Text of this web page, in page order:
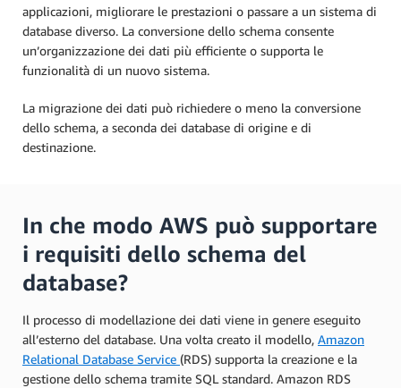
applicazioni, migliorare le prestazioni o passare a un sistema di
database diverso. La conversione dello schema consente
un’organizzazione dei dati più efficiente o supporta le
funzionalità di un nuovo sistema.
La migrazione dei dati può richiedere o meno la conversione
dello schema, a seconda dei database di origine e di
destinazione.
In che modo AWS può supportare
i requisiti dello schema del
database?
Il processo di modellazione dei dati viene in genere eseguito
all’esterno del database. Una volta creato il modello, Amazon
Relational Database Service (RDS) supporta la creazione e la
gestione dello schema tramite SQL standard. Amazon RDS